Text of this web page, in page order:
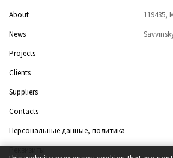
About
News
Projects
Clients
Suppliers
Contacts
Персональные данные, политика
119435,